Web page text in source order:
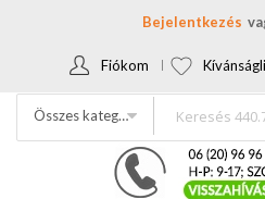
Bejelentkezés
Fiókom
Összes kategória